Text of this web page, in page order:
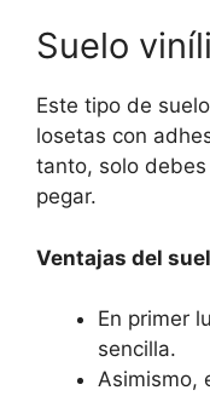
Suelo
Este tipo de
losetas con
tanto, solo
pegar.
Ventajas del
En primer
sencilla.
Asimismo,